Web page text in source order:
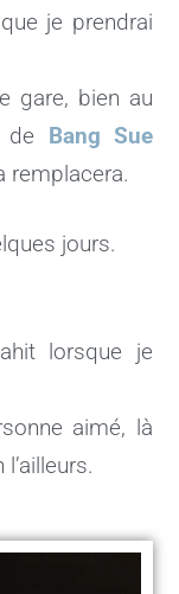
je prendrai
gare, bien au
de
Bang Sue
remplacera.
jours.
lorsque je
aimé, là